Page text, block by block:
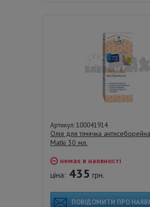
Артикул: 100041914
Олія для тімячка
Matki 30 мл.
немає в наявності
ціна: 435 грн.
ПОВІДОМИТИ ПРО